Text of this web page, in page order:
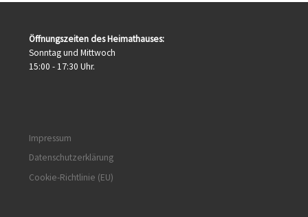
Öffnungszeiten des Heimathauses:
Sonntag und Mittwoch
15:00 - 17:30 Uhr.
Impressum
Datenschutzerklärung
Cookie-Richtlinie (EU)